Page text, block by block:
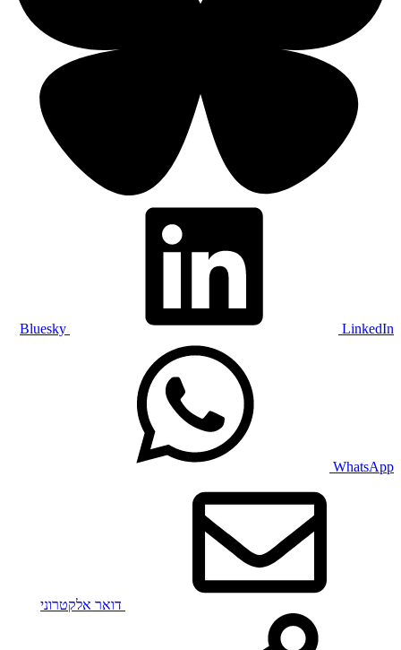
Bluesky LinkedIn
WhatsApp
דואר אלקטרוני